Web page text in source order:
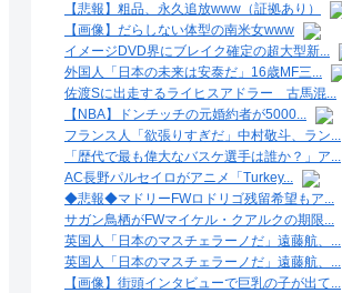
【悲報】粗品、永久追放www（証拠あり）
【画像】だらしない体型の南米女www
イメージDVD界にブレイク確定の超大型新...
外国人「日本の未来は安泰だ」16歳MF三...
佐渡Sに出走するライヒスアドラー 古馬混...
【NBA】ドンチッチの元婚約者が5000...
フランス人「欲張りすぎだ」中村敬斗、ラン...
「歴代で最も偉大なバスケ選手は誰か？」ア...
AC長野パルセイロがアニメ「Turkey...
◆悲報◆マドリーFWロドリゴ残留希望もア...
サガン鳥栖がFWマイケル・クアルクの期限...
英国人「日本のマスチェラーノだ」遠藤航、...
英国人「日本のマスチェラーノだ」遠藤航、...
【画像】街頭インタビューで巨乳の子が出て...